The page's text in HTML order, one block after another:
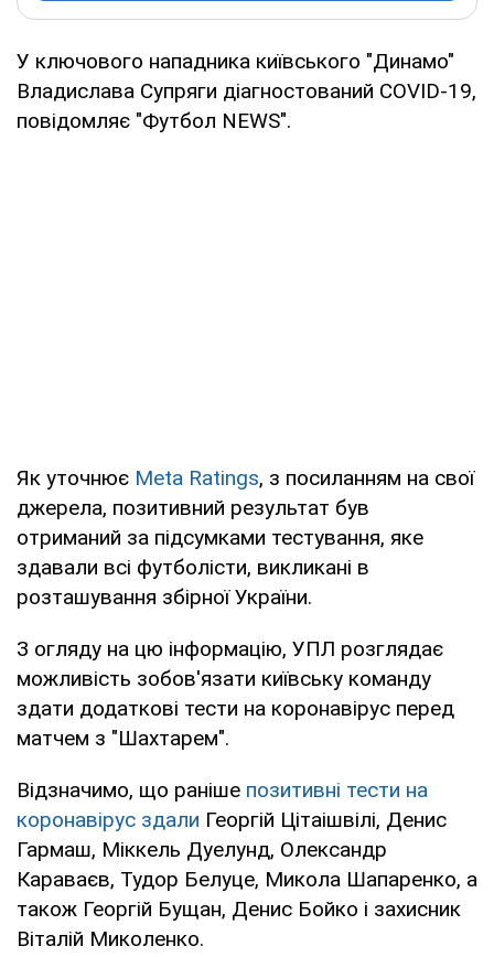
У ключового нападника київського "Динамо"
Владислава Супряги діагностований COVID-19,
повідомляє "Футбол NEWS".
Як уточнює Meta Ratings, з посиланням на свої
джерела, позитивний результат був
отриманий за підсумками тестування, яке
здавали всі футболісти, викликані в
розташування збірної України.
З огляду на цю інформацію, УПЛ розглядає
можливість зобов'язати київську команду
здати додаткові тести на коронавірус перед
матчем з "Шахтарем".
Відзначимо, що раніше позитивні тести на
коронавірус здали Георгій Цітаішвілі, Денис
Гармаш, Міккель Дуелунд, Олександр
Караваєв, Тудор Белуце, Микола Шапаренко, а
також Георгій Бущан, Денис Бойко і захисник
Віталій Миколенко.